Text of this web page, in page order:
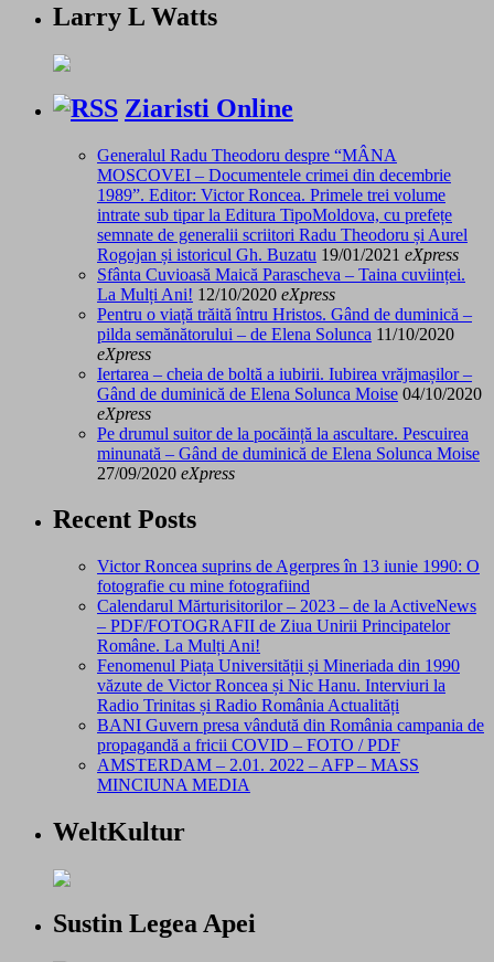
Larry L Watts
Ziaristi Online
Generalul Radu Theodoru despre “MÂNA
MOSCOVEI – Documentele crimei din decembrie
1989”. Editor: Victor Roncea. Primele trei volume
intrate sub tipar la Editura TipoMoldova, cu prefețe
semnate de generalii scriitori Radu Theodoru și Aurel
Rogojan și istoricul Gh. Buzatu 19/01/2021 eXpress
Sfânta Cuvioasă Maică Parascheva – Taina cuviinței.
La Mulți Ani! 12/10/2020 eXpress
Pentru o viață trăită întru Hristos. Gând de duminică –
pilda semănătorului – de Elena Solunca 11/10/2020
eXpress
Iertarea – cheia de boltă a iubirii. Iubirea vrăjmașilor –
Gând de duminică de Elena Solunca Moise 04/10/2020
eXpress
Pe drumul suitor de la pocăință la ascultare. Pescuirea
minunată – Gând de duminică de Elena Solunca Moise
27/09/2020 eXpress
Recent Posts
Victor Roncea suprins de Agerpres în 13 iunie 1990: O
fotografie cu mine fotografiind
Calendarul Mărturisitorilor – 2023 – de la ActiveNews
– PDF/FOTOGRAFII de Ziua Unirii Principatelor
Române. La Mulți Ani!
Fenomenul Piața Universității și Mineriada din 1990
văzute de Victor Roncea și Nic Hanu. Interviuri la
Radio Trinitas și Radio România Actualități
BANI Guvern presa vândută din România campania de
propagandă a fricii COVID – FOTO / PDF
AMSTERDAM – 2.01. 2022 – AFP – MASS
MINCIUNA MEDIA
WeltKultur
Sustin Legea Apei